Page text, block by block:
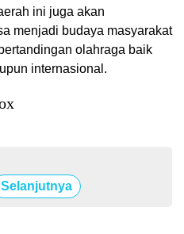
ini juga akan
menjadi budaya masyarakat
olahraga baik
internasional.
Selanjutnya